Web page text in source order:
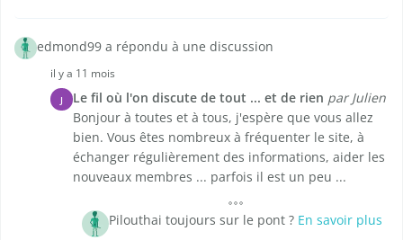
edmond99 a répondu à une discussion
il y a 11 mois
J Le fil où l'on discute de tout ... et de rien par Julien
Bonjour à toutes et à tous, j'espère que vous allez
bien. Vous êtes nombreux à fréquenter le site, à
échanger régulièrement des informations, aider les
nouveaux membres ... parfois il est un peu ...
Pilouthai toujours sur le pont ? En savoir plus